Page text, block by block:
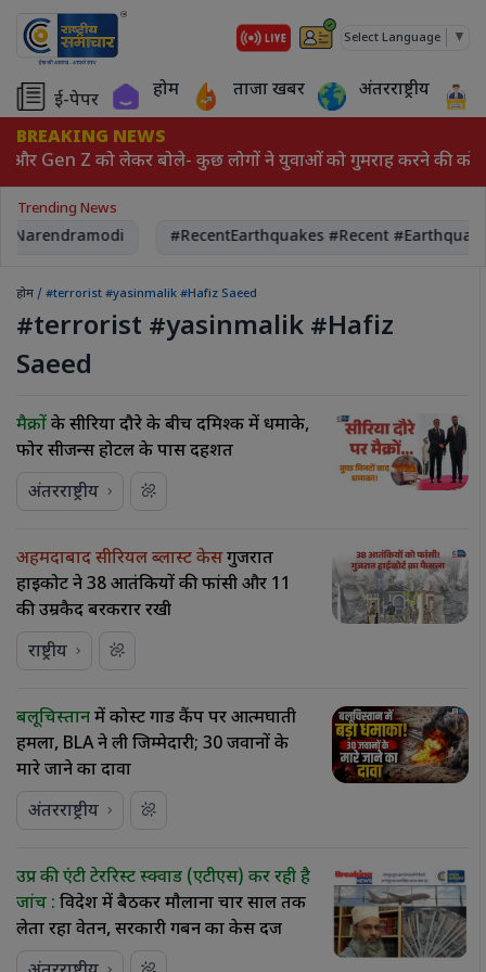
Select Language ▼
ई-पेपर होम ताजा खबर अंतरराष्ट्रीय
BREAKING NEWS
और Gen Z को लेकर बोले- कुछ लोगों ने युवाओं को गुमराह करने की
Trending News
Narendramodi #RecentEarthquakes #Recent
होम / #terrorist #yasinmalik #Hafiz Saeed
#terrorist #yasinmalik #Hafiz
Saeed
मैक्रोंके सीरिया दौरे के बीच दमिश्क में धमाके,
फोर सीजन्स होटल के पास दहशत
अंतरराष्ट्रीय
अहमदाबाद सीरियल ब्लास्ट केसगुजरात
हाईकोर्ट ने 38 आतंकियों की फांसी और 11
की उम्रकैद बरकरार रखी
राष्ट्रीय
बलूचिस्तानमें कोस्ट गार्ड कैंप पर आत्मघाती
हमला, BLA ने ली जिम्मेदारी; 30 जवानों के
मारे जाने का दावा
अंतरराष्ट्रीय
उप्र की एंटी टेररिस्ट स्क्वाड (एटीएस) कर रही है
जांच : विदेश में बैठकर माैलाना चार साल तक
लेता रहा वेतन, सरकारी गबन का केस दर्ज